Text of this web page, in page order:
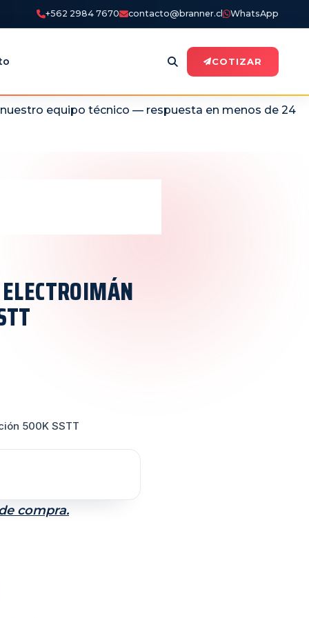
+562 2984 7670 contacto@branner.cl WhatsApp
COTIZAR
equipo técnico — respuesta en menos de 24
500K SSTT
compra.